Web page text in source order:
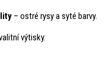
– ostré rysy a syté barvy.
výtisky.